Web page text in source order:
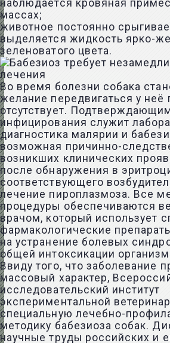
наблюдается кровяная
массах;
животное постоянно
выделяется жидкость ярко-
зеленоватого цвета.
Во время болезни собака
желание передвигаться у неё
отсутствует.
инфицирования служит
диагностика малярии и
возможная причинно-
возникших клинических
после обнаружения в
соответствующего
лечение пироплазмоза. Все
процедуры обеспечиваются
врачом, который использует
фармакологические
на устранение болевых
общей интоксикации
Ввиду того, что заболевание
массовый характер,
исследовательский институт
экспериментальной
специальную лечебно-
методику бабезиоза собак.
научные труды российских и